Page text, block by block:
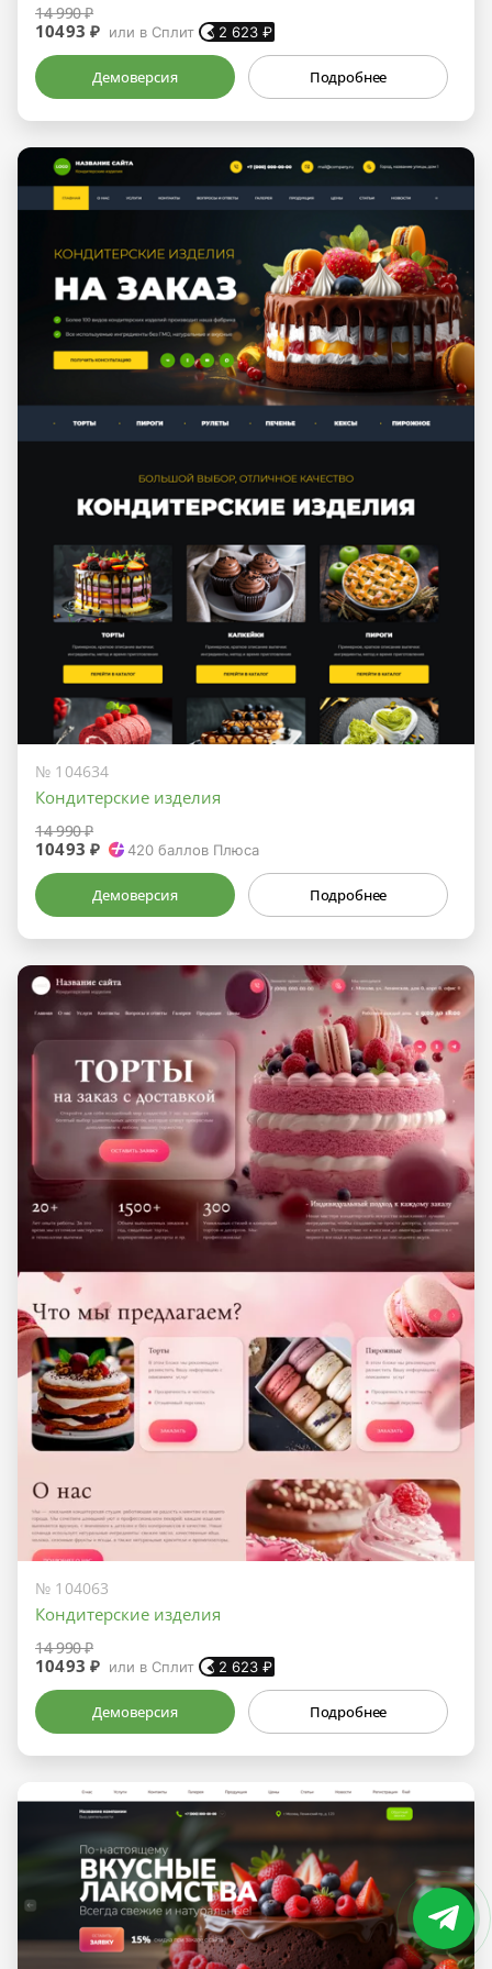
14 990 ₽
10493 ₽ или в Сплит 2 623 ₽
Демоверсия Подробнее
№ 104634
Кондитерские изделия
14 990 ₽
10493 ₽ 420 баллов Плюса
Демоверсия Подробнее
№ 104063
Кондитерские изделия
14 990 ₽
10493 ₽ или в Сплит 2 623 ₽
Демоверсия Подробнее